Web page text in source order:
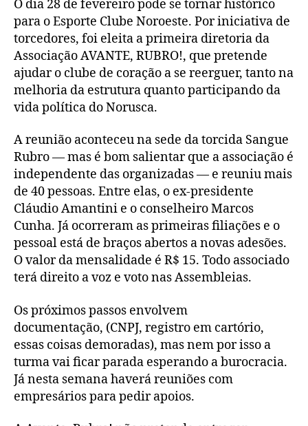
O dia 28 de fevereiro pode se tornar histórico
para o Esporte Clube Noroeste. Por iniciativa de
torcedores, foi eleita a primeira diretoria da
Associação AVANTE, RUBRO!, que pretende
ajudar o clube de coração a se reerguer, tanto na
melhoria da estrutura quanto participando da
vida política do Norusca.
A reunião aconteceu na sede da torcida Sangue
Rubro — mas é bom salientar que a associação é
independente das organizadas — e reuniu mais
de 40 pessoas. Entre elas, o ex-presidente
Cláudio Amantini e o conselheiro Marcos
Cunha. Já ocorreram as primeiras filiações e o
pessoal está de braços abertos a novas adesões.
O valor da mensalidade é R$ 15. Todo associado
terá direito a voz e voto nas Assembleias.
Os próximos passos envolvem
documentação, (CNPJ, registro em cartório,
essas coisas demoradas), mas nem por isso a
turma vai ficar parada esperando a burocracia.
Já nesta semana haverá reuniões com
empresários para pedir apoios.